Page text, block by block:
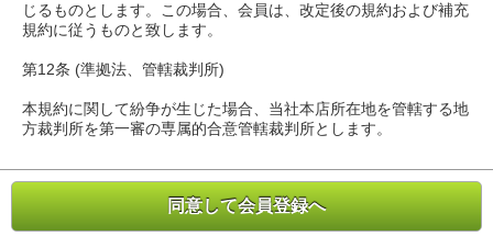
じるものとします。この場合、会員は、改定後の規約および補充
規約に従うものと致します。
第12条 (準拠法、管轄裁判所)
本規約に関して紛争が生じた場合、当社本店所在地を管轄する地
方裁判所を第一審の専属的合意管轄裁判所とします。
同意して会員登録へ